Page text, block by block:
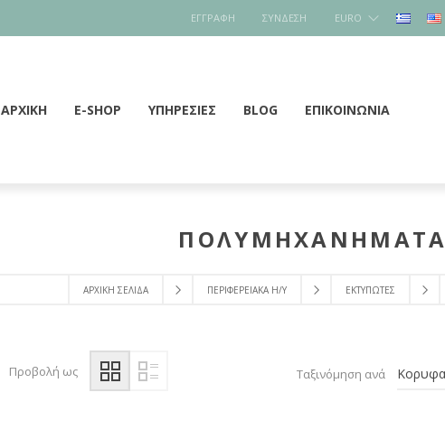
ΕΓΓΡΑΦΉ ΣΎΝΔΕΣΗ EURO
ΑΡΧΙΚΗ E-SHOP ΥΠΗΡΕΣΙΕΣ BLOG ΕΠΙΚΟΙΝΩΝΊΑ
ΑΡΧΙΚΉ ΣΕΛΊΔΑ ΠΕΡΙΦΕΡΕΙΑΚΑ Η/Υ ΕΚΤΥΠΩΤΕΣ
ΠΟΛΥΜΗΧΑΝΗΜΑΤΑ
Προβολή ως Ταξινόμηση ανά